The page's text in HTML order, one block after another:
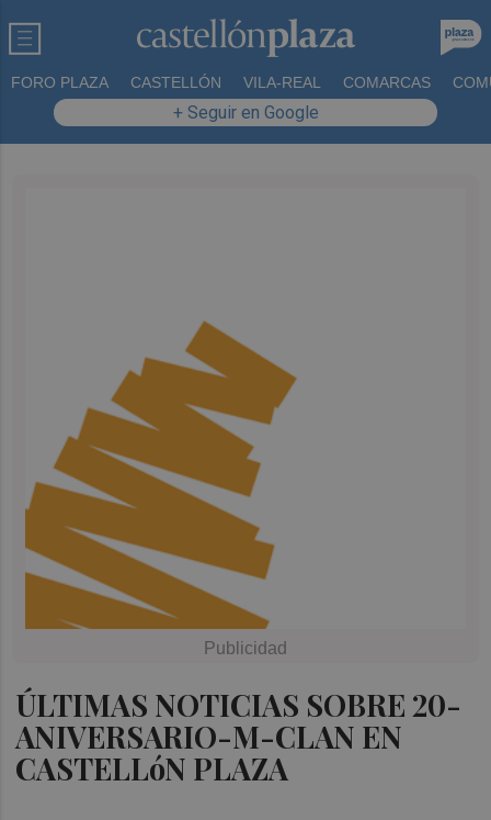
FORO PLAZA CASTELLÓN VILA-REAL COMARCAS
+ Seguir en Google
ÚLTIMAS NOTICIAS SOBRE 20-
ANIVERSARIO-M-CLAN EN
CASTELLóN PLAZA